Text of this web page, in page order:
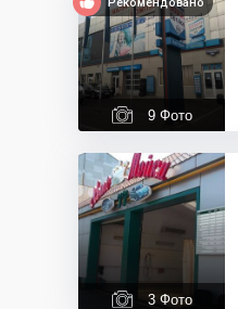
9 Фото
3 Фото